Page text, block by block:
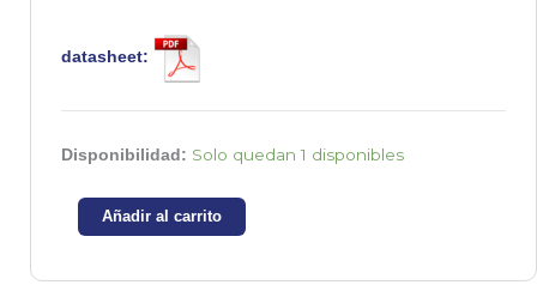
datasheet:
Disponibilidad: Solo quedan 1 disponibles
2SA1693
Transistor
PNP
-6A
Añadir al carrito